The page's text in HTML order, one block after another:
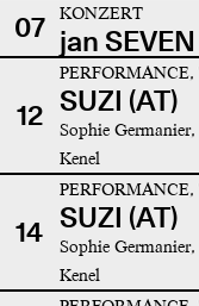
07
KONZERT
jan
12 SUZI (AT)
Sophie
Kenel
14 SUZI (AT)
Sophie
Kenel